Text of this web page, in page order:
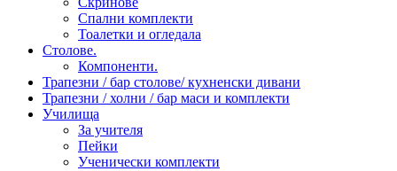
Спални комплекти
Тоалетки и огледала
Столове.
Компоненти.
Трапезни / бар столове/ кухненски дивани
Трапезни / холни / бар маси и комплекти
Училища
За учителя
Пейки
Ученически комплекти